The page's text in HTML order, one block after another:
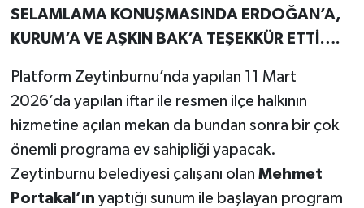
SELAMLAMA KONUŞMASINDA ERDOĞAN’A,
KURUM’A VE AŞKIN BAK’A TEŞEKKÜR ETTİ….
Platform Zeytinburnu’nda yapılan 11 Mart
2026’da yapılan iftar ile resmen ilçe halkının
hizmetine açılan mekan da bundan sonra bir çok
önemli programa ev sahipliği yapacak.
Zeytinburnu belediyesi çalışanı olan Mehmet
Portakal’ın yaptığı sunum ile başlayan program